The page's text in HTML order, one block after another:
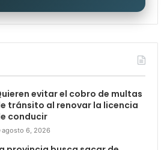
evitar el cobro de multas
tránsito al renovar la licencia
conducir
agosto 6, 2026